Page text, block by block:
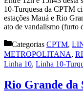
10-Turquesa da CPTM
estações Mauá e Rio
ato de vandalismo (furto
Categorias CPTM,
METROPOLITANA,
Linha 10, Linha 10-
Rio Grande da